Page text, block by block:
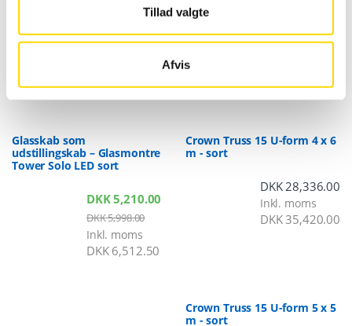
Tillad valgte
Afvis
Glasskab som
udstillingskab – Glasmontre
Tower Solo LED sort
DKK5,210.00
DKK5,998.00
Inkl. moms
DKK6,512.50
Nye produkter
Crown Truss 15 U-form 4 x 6
m - sort
DKK28,336.00
Inkl. moms
DKK35,420.00
Crown Truss 15 U-form 5 x 5
m - sort